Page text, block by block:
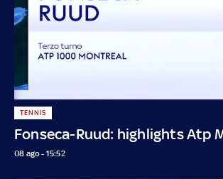
Fonseca-Ruud: highlights Atp
TENNIS
08 ago - 15:52